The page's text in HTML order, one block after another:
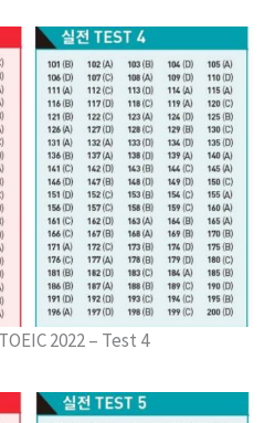
2022 – Test 4